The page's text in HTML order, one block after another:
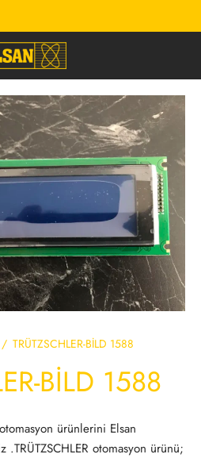
/ TRÜTZSCHLER-BİLD 1588
BİLD 1588
ürünlerini Elsan
.TRÜTZSCHLER otomasyon ürünü;